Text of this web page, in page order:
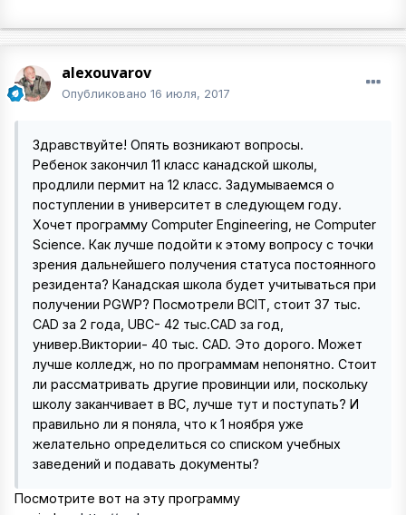
alexouvarov
Опубликовано 16 июля, 2017
Здравствуйте! Опять возникают вопросы.
Ребенок закончил 11 класс канадской школы,
продлили пермит на 12 класс. Задумываемся о
поступлении в университет в следующем году.
Хочет программу Computer Engineering, не Computer
Science. Как лучше подойти к этому вопросу с точки
зрения дальнейшего получения статуса постоянного
резидента? Канадская школа будет учитываться при
получении PGWP? Посмотрели BCIT, стоит 37 тыс.
CAD за 2 года, UBC- 42 тыс.CAD за год,
универ.Виктории- 40 тыс. CAD. Это дорого. Может
лучше колледж, но по программам непонятно. Стоит
ли рассматривать другие провинции или, поскольку
школу заканчивает в BC, лучше тут и поступать? И
правильно ли я поняла, что к 1 ноября уже
желательно определиться со списком учебных
заведений и подавать документы?
Посмотрите вот на эту программу